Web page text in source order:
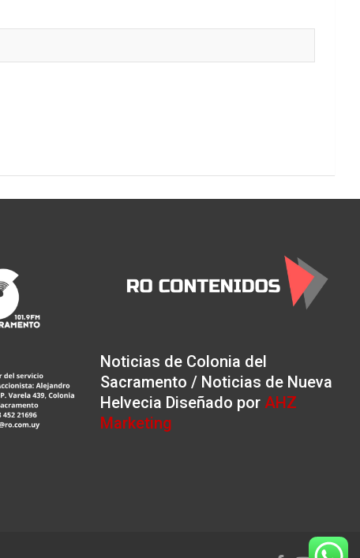
Noticias de Colonia del
Sacramento / Noticias de Nueva
Helvecia Diseñado por AHZ
Marketing